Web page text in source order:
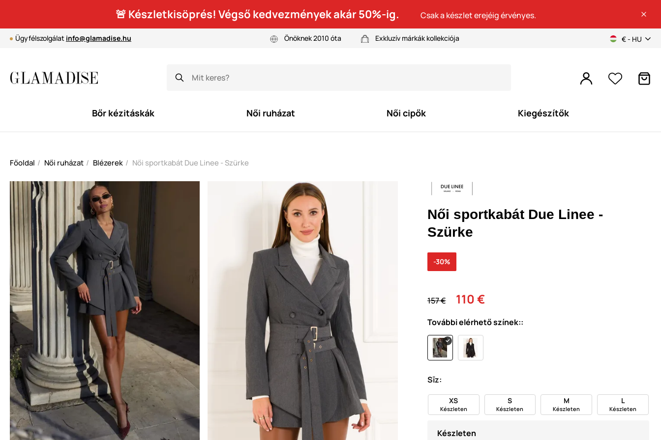
🚨 Készletkisöprés! Végső kedvezmények akár 50%-ig. Csak a készlet erejéig érvényes.
Ügyfélszolgálat info@glamadise.hu Önöknek 2010 óta Exkluzív márkák kollekciója € - HU
Bőr kézitáskák Női ruházat Női cipők Kiegészítők
Főoldal Női ruházat Blézerek Női sportkabát Due Linee - Szürke
Női sportkabát Due Linee -
Szürke
157 € 110 €
-30%
További elérhető színek::
Sīz:
XS
Készleten
S
Készleten
M
Készleten
L
Készleten
Készleten